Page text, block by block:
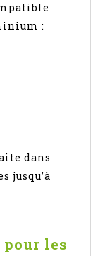
:
dans
jusqu’à
les